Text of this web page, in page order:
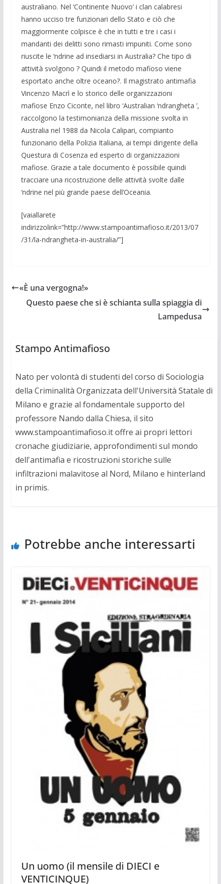
australiano. Nel ‘Continente Nuovo’ i clan calabresi
hanno ucciso tre funzionari dello Stato e ciò che
maggiormente colpisce è che in tutti e tre i casi i
mandanti dei delitti sono rimasti impuniti. Come sono
riuscite le ‘ndrine ad insediarsi in Australia? Che tipo di
attività svolgono ? Quindi il metodo mafioso viene
esportato anche oltre oceano?. Il magistrato antimafia
Vincenzo Macrì e lo storico delle organizzazioni
mafiose Enzo Ciconte, nel libro ‘Australian ‘ndrangheta ’,
raccolgono la testimonianza della missione svolta in
Australia nel 1988 da Nicola Calipari, compianto
funzionario della Polizia Italiana, ai tempi dirigente della
Questura di Cosenza ed esperto di organizzazioni
mafiose. Grazie a tale documento è possibile quindi
tracciare una ricostruzione delle attività svolte dalle
‘ndrine nel più grande paese dell’Oceania.
[vaiallarete
indirizzolink=”http://www.stampoantimafioso.it/2013/07
/31/la-ndrangheta-in-australia/”]
«È una vergogna!»
Questo paese che si è schianta sulla spiaggia di
Lampedusa
Stampo Antimafioso
Nato per volontà di studenti del corso di Sociologia
della Criminalità Organizzata dell'Università Statale di
Milano e grazie al fondamentale supporto del
professore Nando dalla Chiesa, il sito
www.stampoantimafioso.it offre ai propri lettori
cronache giudiziarie, approfondimenti sul mondo
dell'antimafia e ricostruzioni storiche sulle
infiltrazioni malavitose al Nord, Milano e hinterland
in primis.
Potrebbe anche interessarti
Un uomo (il mensile di DIECI e
VENTICINQUE)